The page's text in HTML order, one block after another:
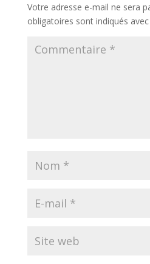
Votre adresse e-mail ne sera
obligatoires sont indiqués avec